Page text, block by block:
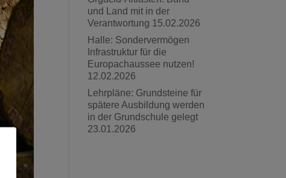
und Land mit in der
Verantwortung 15.02.2026
Halle: Sondervermögen
Infrastruktur für die
Europachaussee nutzen!
12.02.2026
Lehrpläne: Grundsteine für
spätere Ausbildung werden
in der Grundschule gelegt
23.01.2026